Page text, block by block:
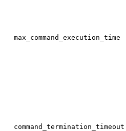
max_command_execution_time
command_termination_timeout